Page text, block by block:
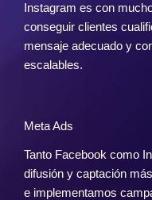
Instagram es con
conseguir clientes
mensaje adecuado y
escalables.
Meta Ads
Tanto Facebook como
difusión y captación
e implementamos